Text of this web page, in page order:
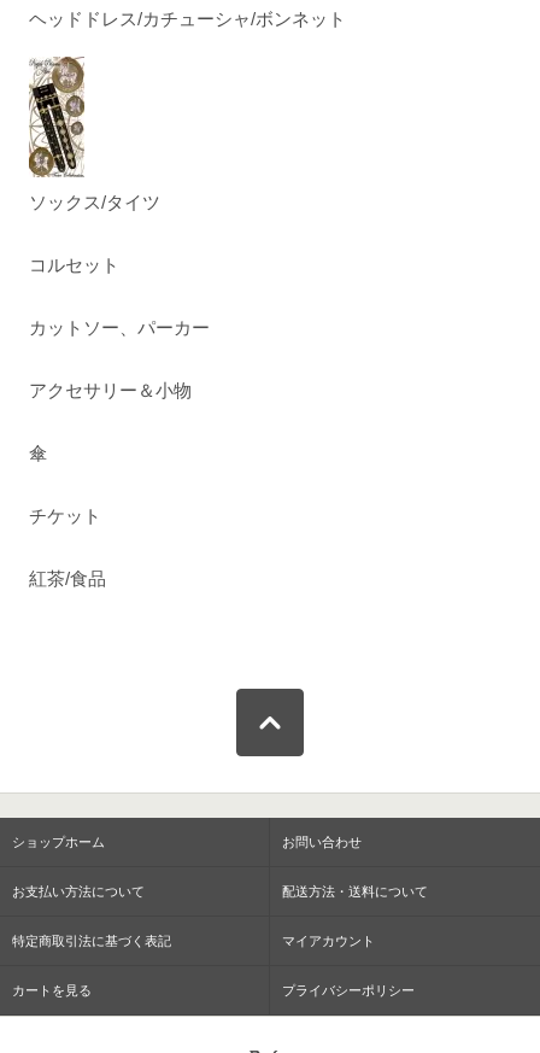
ヘッドドレス/カチューシャ/ボンネット
ソックス/タイツ
コルセット
カットソー、パーカー
アクセサリー＆小物
傘
チケット
紅茶/食品
ショップホーム お問い合わせ
お支払い方法について 配送方法・送料について
特定商取引法に基づく表記 マイアカウント
カートを見る プライバシーポリシー